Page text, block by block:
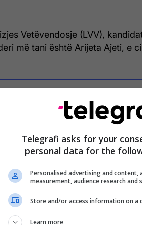
Vetëvendosje (LVV),
më tani është Arijeta Ajeti, e
Këto janë pesë gratë më
partitë kryesore
të Kosovës (PDK,
numërimit është Ilir Peci me
e Kosovës (LDK),
Telegrafi asks for your
personal data for the
Personalised advertising and
measurement, audience research and
Store and/or access information on a
Learn more